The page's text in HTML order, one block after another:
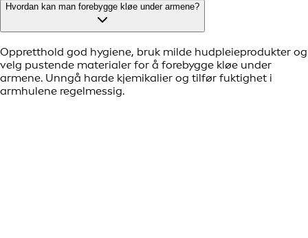
Hvordan kan man forebygge kløe under armene?
Oppretthold god hygiene, bruk milde hudpleieprodukter og
velg pustende materialer for å forebygge kløe under
armene. Unngå harde kjemikalier og tilfør fuktighet i
armhulene regelmessig.